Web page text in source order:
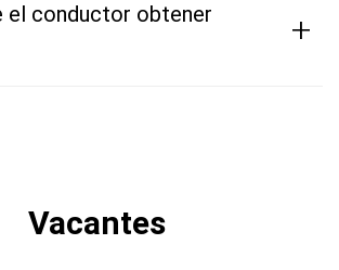
el conductor obtener
+
Vacantes